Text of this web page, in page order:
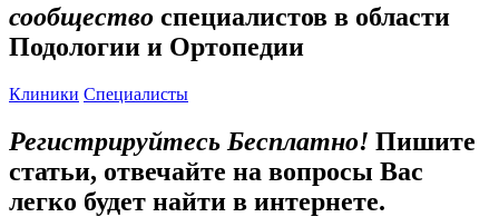
сообщество специалистов в области
Подологии и Ортопедии
Клиники Специалисты
Регистрируйтесь Бесплатно! Пишите
статьи, отвечайте на вопросы Вас
легко будет найти в интернете.